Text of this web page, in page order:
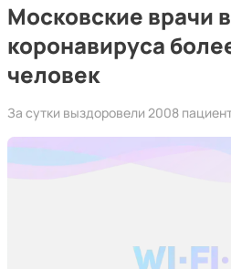
Московские врачи
коронавируса
человек
За сутки выздоровели 2008